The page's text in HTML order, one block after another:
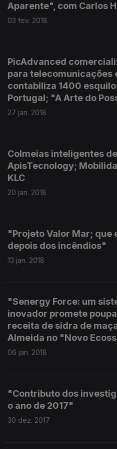
Aparente", com Carlos
03 fev. 2018
PicAdvanced
para telecomunicações
contabiliza 1400
Portugal; "A Arte do
27 jan. 2018
Colmeias inteligentes
ApisTecnology;
KLC
20 jan. 2018
"Projeto Valor Mar; que
depois dos incêndios"
13 jan. 2018
"Senergy Force: um
inovador promete
receita de sidra de
Almeida no "Novo
06 jan. 2018
"Contributo dos
o ano de 2017"
30 dez. 2017